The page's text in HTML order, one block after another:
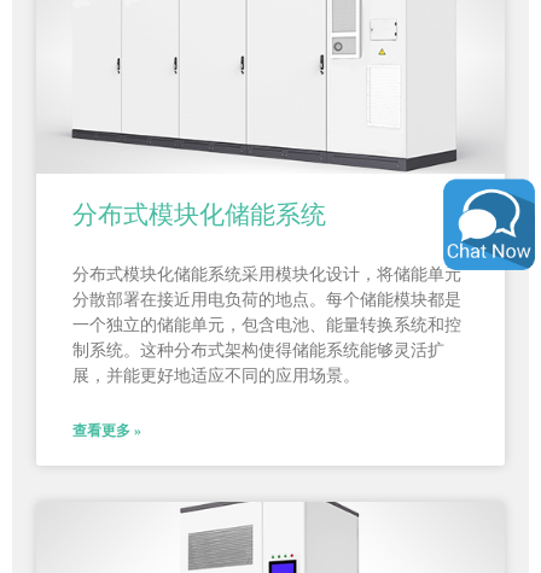
分布式模块化储能系统
分布式模块化储能系统采用模块化设计，将储能单元
分散部署在接近用电负荷的地点。每个储能模块都是
一个独立的储能单元，包含电池、能量转换系统和控
制系统。这种分布式架构使得储能系统能够灵活扩
展，并能更好地适应不同的应用场景。
查看更多 »